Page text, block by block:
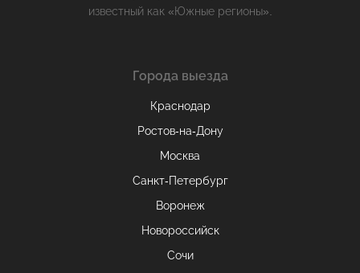
известный как «Южные регионы».
Города выезда
Краснодар
Ростов-на-Дону
Москва
Санкт-Петербург
Воронеж
Новороссийск
Сочи